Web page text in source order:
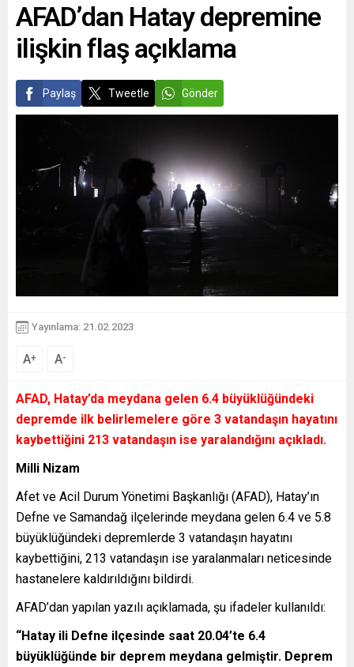
AFAD’dan Hatay depremine
ilişkin flaş açıklama
Paylaş Tweetle Gönder
Yayınlama: 21.02.2023
A+ A-
AFAD, Hatay’da meydana gelen 6.4 büyüklüğündeki
depremde ilk belirlemelere göre 3 vatandaşın hayatını
kaybettiğini 213 vatandaşın ise yaralandığını açıkladı.
Milli Nizam
Afet ve Acil Durum Yönetimi Başkanlığı (AFAD), Hatay’ın
Defne ve Samandağ ilçelerinde meydana gelen 6.4 ve 5.8
büyüklüğündeki depremlerde 3 vatandaşın hayatını
kaybettiğini, 213 vatandaşın ise yaralanmaları neticesinde
hastanelere kaldırıldığını bildirdi.
AFAD’dan yapılan yazılı açıklamada, şu ifadeler kullanıldı:
“Hatay ili Defne ilçesinde saat 20.04’te 6.4
büyüklüğünde bir deprem meydana gelmiştir. Deprem